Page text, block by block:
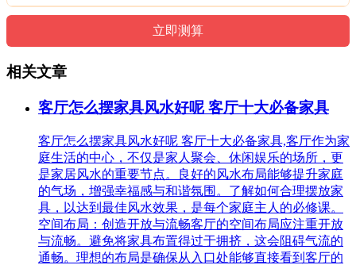
相关文章
客厅怎么摆家具风水好呢 客厅十大必备家具
客厅怎么摆家具风水好呢 客厅十大必备家具,客厅作为家
庭生活的中心，不仅是家人聚会、休闲娱乐的场所，更
是家居风水的重要节点。良好的风水布局能够提升家庭
的气场，增强幸福感与和谐氛围。了解如何合理摆放家
具，以达到最佳风水效果，是每个家庭主人的必修课。
空间布局：创造开放与流畅客厅的空间布局应注重开放
与流畅。避免将家具布置得过于拥挤，这会阻碍气流的
通畅。理想的布局是确保从入口处能够直接看到客厅的